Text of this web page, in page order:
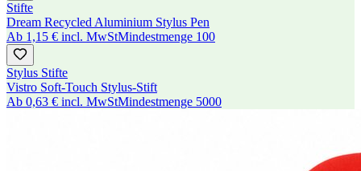
Stifte
Dream Recycled Aluminium Stylus Pen
Ab 1,15 € incl. MwStMindestmenge 100
Stylus Stifte
Vistro Soft-Touch Stylus-Stift
Ab 0,63 € incl. MwStMindestmenge 5000